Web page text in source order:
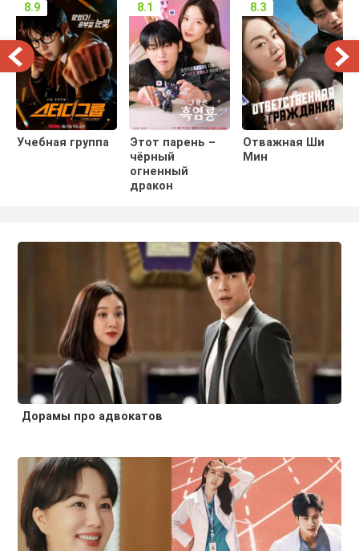
Учебная группа
8.9
Этот парень –
чёрный
огненный
дракон
8.1
Отважная Ши
Мин
8.3
Дорамы про адвокатов